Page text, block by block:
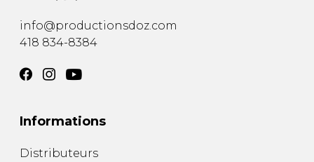
info@productionsdoz.com
418 834-8384
Informations
Distributeurs